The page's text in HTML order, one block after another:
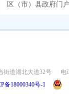
区（市）县政府门
街道湖北大道32号
电
备18000340号-1